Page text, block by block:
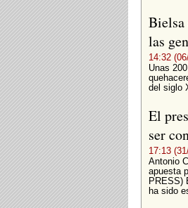
Bielsa
las
14:32
Unas
del siglo
El
ser
17:13
Antonio
apuesta
PRESS)
ha sido